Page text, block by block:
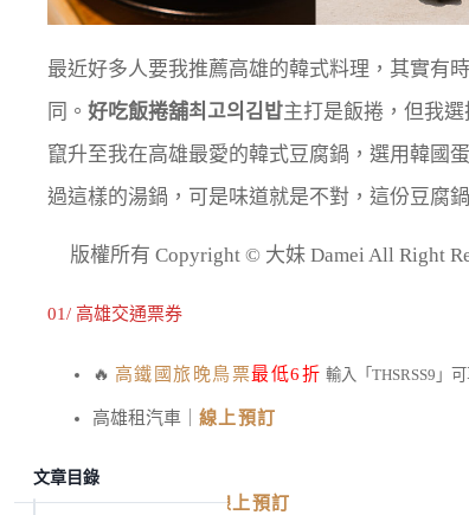
最近好多人要我推薦高雄的韓式料理，其實有
同。 好吃飯捲舖최고의김밥主打是飯捲，但我
竄升至我在高雄最愛的韓式豆腐鍋，選用韓國
過這樣的湯鍋，可是味道就是不對，這份豆腐
版權所有 Copyright © 大妹 Damei All Right
01/ 高雄交通票券
🔥 高鐵國旅晚鳥票最低6折 輸入「THSRSS9」
高雄租汽車｜ 線上預訂
高雄租機車｜線上預訂
文章目錄